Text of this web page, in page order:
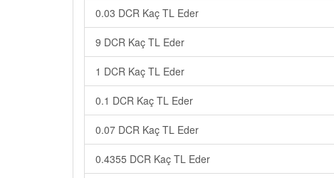
0.03 DCR Kaç TL Eder
9 DCR Kaç TL Eder
1 DCR Kaç TL Eder
0.1 DCR Kaç TL Eder
0.07 DCR Kaç TL Eder
0.4355 DCR Kaç TL Eder